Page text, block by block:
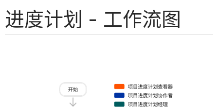
进度计划 - 工作流图